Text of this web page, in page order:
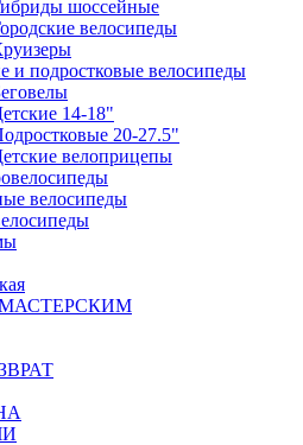
шоссейные
велосипеды
и подростковые велосипеды
14-18"
20-27.5"
велоприцепы
велосипеды